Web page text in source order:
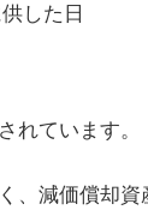
した日
れています。
、減価償却